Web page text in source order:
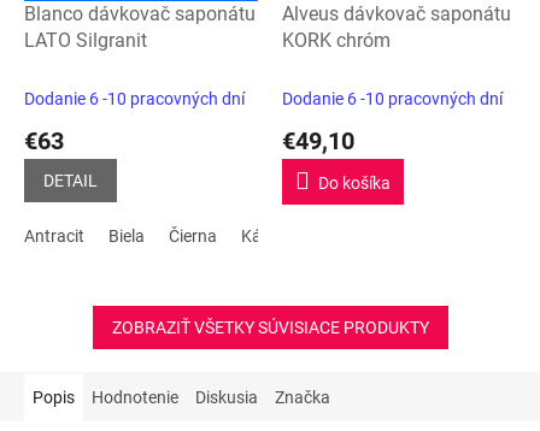
Blanco dávkovač saponátu
LATO Silgranit
Dodanie 6 -10 pracovných dní
€63
DETAIL
Antracit Biela Čierna Kávová
Alveus dávkovač saponátu
KORK chróm
Dodanie 6 -10 pracovných dní
€49,10
Do košíka
ZOBRAZIŤ VŠETKY SÚVISIACE PRODUKTY
Popis Hodnotenie Diskusia Značka